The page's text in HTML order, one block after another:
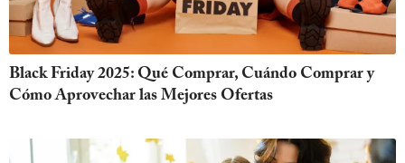
Black Friday 2025: Qué Comprar, Cuándo Comprar y
Cómo Aprovechar las Mejores Ofertas